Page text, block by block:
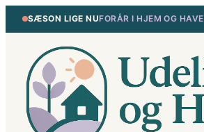
Spring
til
indhold
SÆSON LIGE NUFORÅR I HJEM OG HAVE